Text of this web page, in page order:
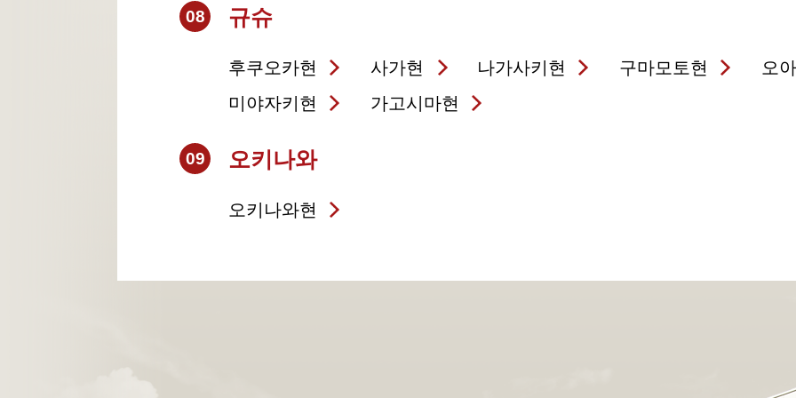
08 규슈
후쿠오카현 사가현 나가사키현 구마모토현
오
미야자키현
가고시마현
09 오키나와
오키나와현